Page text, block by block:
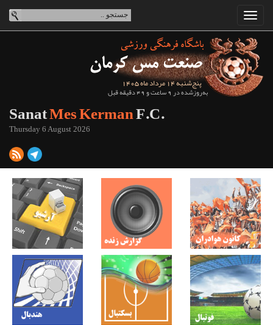
پنج‌شنبه 14 مرداد ماه 1405
به‌روزشده در 9 ساعت و 49 دقیقه قبل
SanatMes KermanF.C.
Thursday 6 August 2026